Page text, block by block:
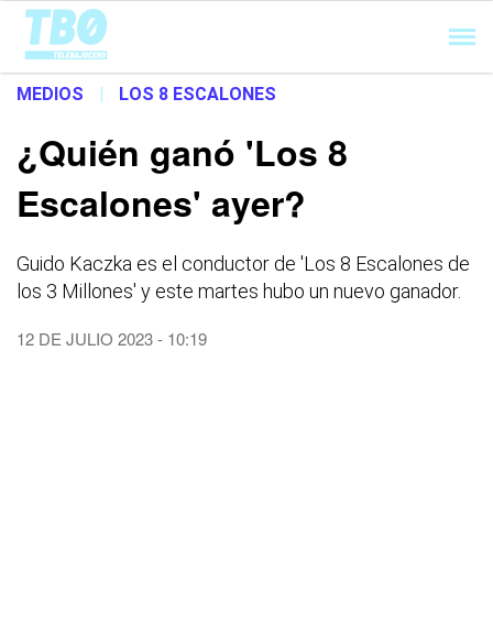
Cargando...
MEDIOS | LOS 8 ESCALONES
¿Quién ganó 'Los 8
Escalones' ayer?
Guido Kaczka es el conductor de 'Los 8 Escalones de
los 3 Millones' y este martes hubo un nuevo ganador.
12 DE JULIO 2023 - 10:19